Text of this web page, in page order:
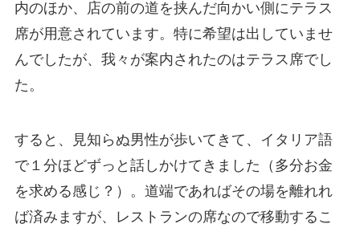
内のほか、店の前の道を挟んだ向かい側にテラス
席が用意されています。特に希望は出していませ
んでしたが、我々が案内されたのはテラス席でし
た。
すると、見知らぬ男性が歩いてきて、イタリア語
で１分ほどずっと話しかけてきました（多分お金
を求める感じ？）。道端であればその場を離れれ
ば済みますが、レストランの席なので移動するこ